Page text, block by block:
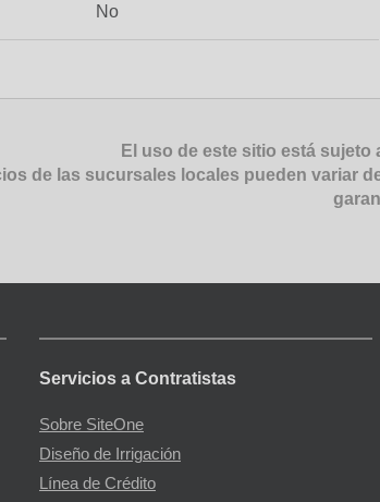
No
El uso de este sitio está sujeto
de las sucursales locales pueden variar
Servicios a Contratistas
Sobre SiteOne
Diseño de Irrigación
Línea de Crédito